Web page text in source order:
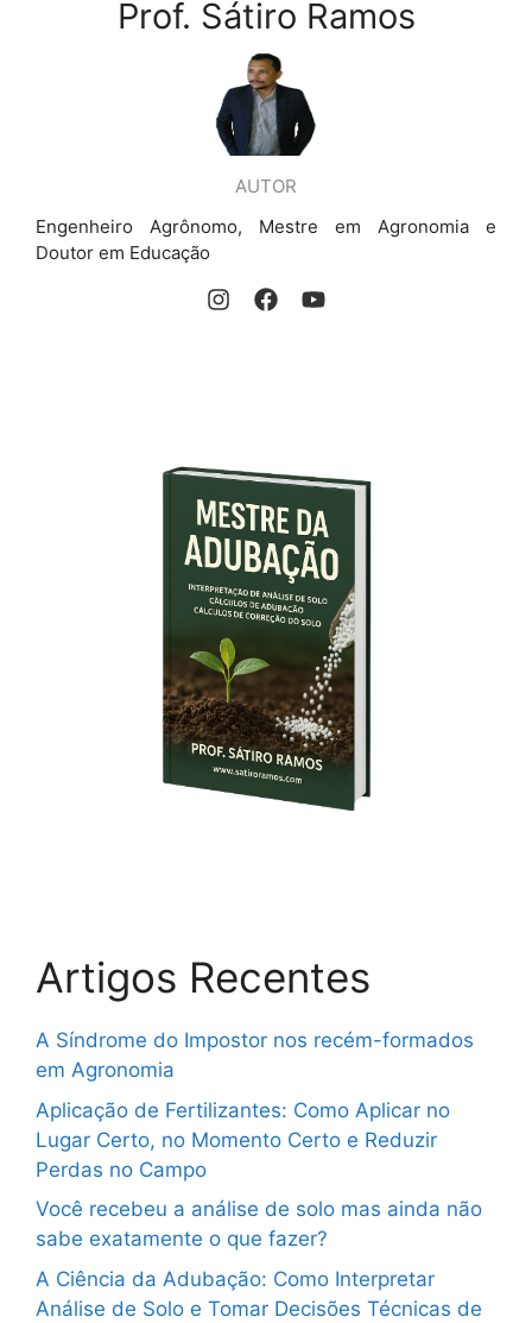
Prof. Sátiro Ramos
AUTOR
Engenheiro Agrônomo, Mestre em Agronomia e
Doutor em Educação
Artigos Recentes
A Síndrome do Impostor nos recém-formados
em Agronomia
Aplicação de Fertilizantes: Como Aplicar no
Lugar Certo, no Momento Certo e Reduzir
Perdas no Campo
Você recebeu a análise de solo mas ainda não
sabe exatamente o que fazer?
A Ciência da Adubação: Como Interpretar
Análise de Solo e Tomar Decisões Técnicas de